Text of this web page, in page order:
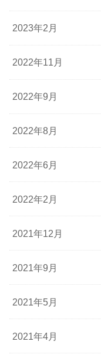
2023年2月
2022年11月
2022年9月
2022年8月
2022年6月
2022年2月
2021年12月
2021年9月
2021年5月
2021年4月